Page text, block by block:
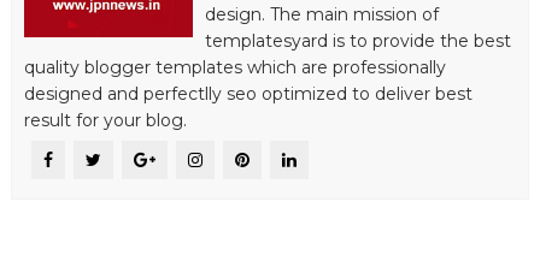
design. The main mission of
templatesyard is to provide the best
quality blogger templates which are professionally
designed and perfectlly seo optimized to deliver best
result for your blog.